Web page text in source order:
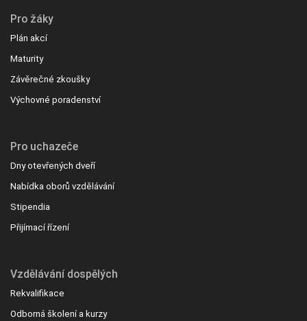
Pro žáky
Plán akcí
Maturity
Závěrečné zkoušky
Výchovné poradenství
Pro uchazeče
Dny otevřených dveří
Nabídka oborů vzdělávání
Stipendia
Přijímací řízení
Vzdělávání dospělých
Rekvalifikace
Odborná školení a kurzy